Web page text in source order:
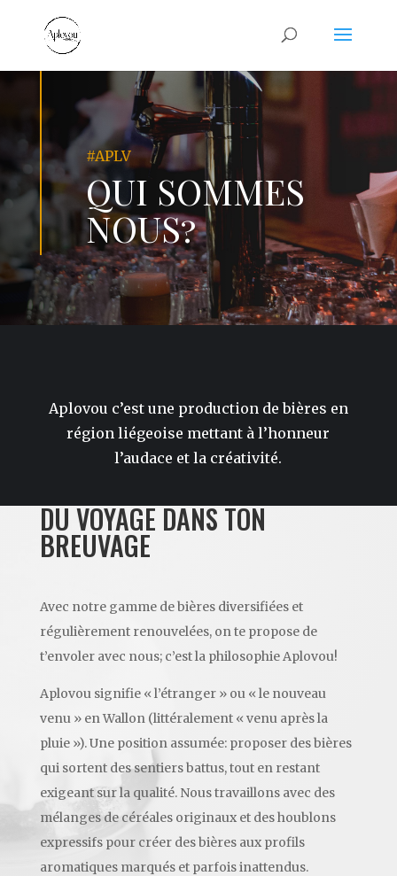
#APLV
QUI SOMMES
NOUS?
Aplovou c’est une production de bières en
région liégeoise mettant à l’honneur
l’audace et la créativité.
DU VOYAGE DANS TON
BREUVAGE
Avec notre gamme de bières diversifiées et
régulièrement renouvelées, on te propose de
t’envoler avec nous; c’est la philosophie Aplovou!
Aplovou signifie « l’étranger » ou « le nouveau
venu » en Wallon (littéralement « venu après la
pluie »). Une position assumée: proposer des bières
qui sortent des sentiers battus, tout en restant
exigeant sur la qualité. Nous travaillons avec des
mélanges de céréales originaux et des houblons
expressifs pour créer des bières aux profils
aromatiques marqués et parfois inattendus.